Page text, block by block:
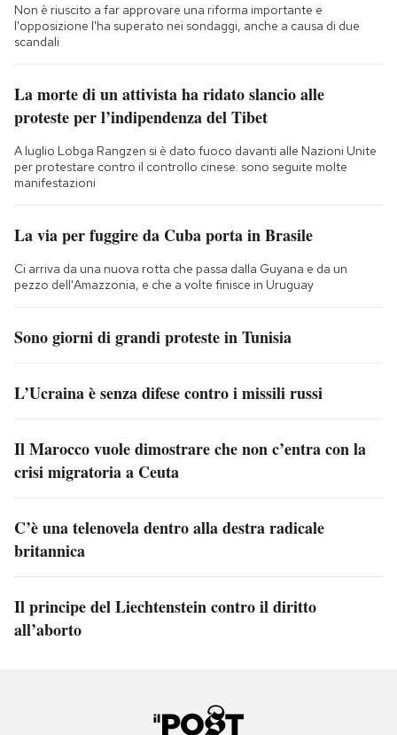
Non è riuscito a far approvare una riforma importante e
l'opposizione l'ha superato nei sondaggi, anche a causa di due
scandali
La morte di un attivista ha ridato slancio alle
proteste per l’indipendenza del Tibet
A luglio Lobga Rangzen si è dato fuoco davanti alle Nazioni Unite
per protestare contro il controllo cinese: sono seguite molte
manifestazioni
La via per fuggire da Cuba porta in Brasile
Ci arriva da una nuova rotta che passa dalla Guyana e da un
pezzo dell'Amazzonia, e che a volte finisce in Uruguay
Sono giorni di grandi proteste in Tunisia
L’Ucraina è senza difese contro i missili russi
Il Marocco vuole dimostrare che non c’entra con la
crisi migratoria a Ceuta
C’è una telenovela dentro alla destra radicale
britannica
Il principe del Liechtenstein contro il diritto
all’aborto